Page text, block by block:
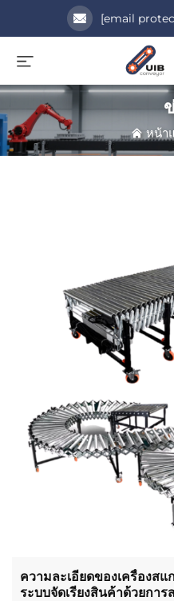
[email
หน้า
ความละเอียดของเครื่องส
ระบบจัดเรียงสินค้าด้วยกา